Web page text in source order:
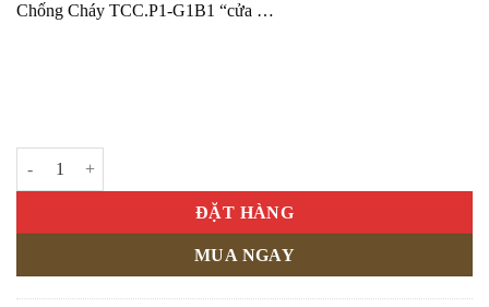
Chống Cháy TCC.P1-G1B1 “cửa …
ĐẶT HÀNG
MUA NGAY